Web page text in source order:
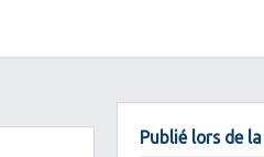
Publié lors de